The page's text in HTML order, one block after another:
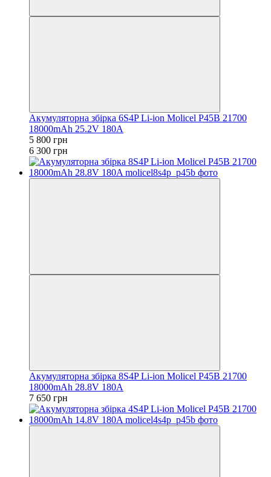
Акумуляторна збірка 6S4P Li-ion Molicel P45B 21700
18000mAh 25.2V 180A
5 800 грн
6 300 грн
Акумуляторна збірка 8S4P Li-ion Molicel P45B 21700
18000mAh 28.8V 180A
7 650 грн